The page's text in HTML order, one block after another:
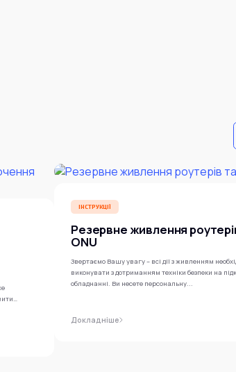
ІНСТРУКЦІЇ
Резервне живлення
ONU
Звертаємо Вашу увагу – всі дії з живленням
виконувати з дотриманням техніки безпеки на
обладнанні. Ви несете персональну...
Докладніше